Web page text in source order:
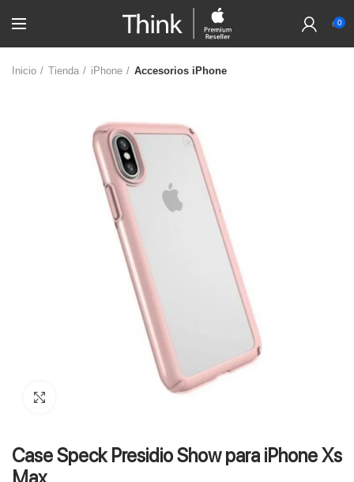
0
Inicio Tienda iPhone Accesorios iPhone
Case Speck Presidio Show para iPhone Xs